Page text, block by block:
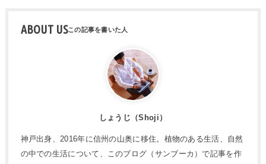
ABOUT US
しょうじ（Shoji）
神戸出身、2016年に信州の山奥に移住。植物のある生活、自然
の中での生活について、このブログ（サンブーカ）で記事を作